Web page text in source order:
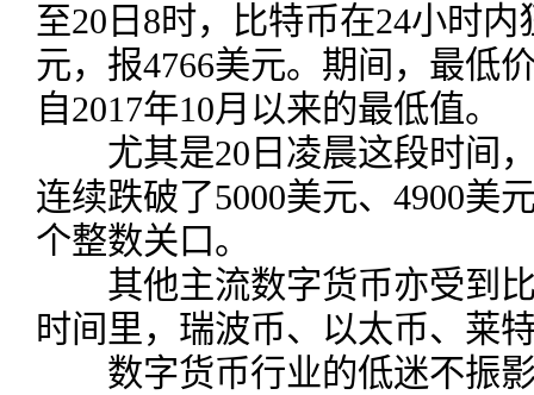
至20日8时，比特币在24小时内
元，报4766美元。期间，最低
自2017年10月以来的最低值。
尤其是20日凌晨这段时间，
连续跌破了5000美元、4900美
个整数关口。
其他主流数字货币亦受到比
时间里，瑞波币、以太币、莱
数字货币行业的低迷不振影